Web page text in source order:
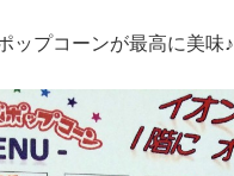
ップコーンが最高に美味♪